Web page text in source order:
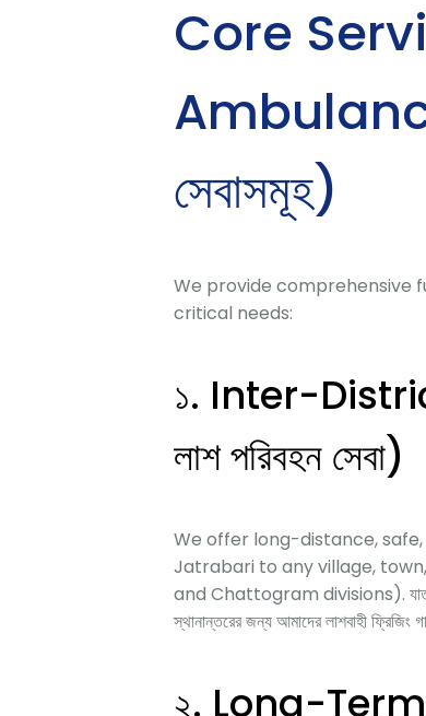
Core
সেবাসমূহ)
We provide comprehensive
critical needs:
১. Inter-
লাশ পরিবহন সেবা)
We offer long-distance,
Jatrabari to any village,
and Chattogram divisions).
স্থানান্তরের জন্য আমাদের লাশবাহী ফ্রিজিং
২. Long-Term